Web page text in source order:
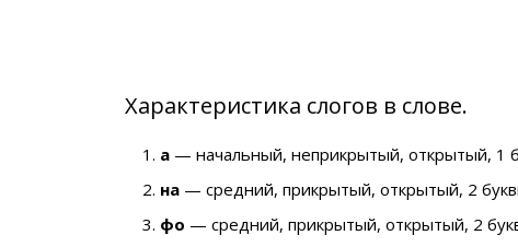
Характеристика слогов в слове.
а — начальный, неприкрытый, открытый, 1
на — средний, прикрытый, открытый, 2
фо — средний, прикрытый, открытый, 2